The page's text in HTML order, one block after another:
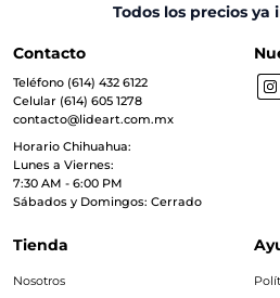
Todos los precios ya
Contacto
Teléfono (614) 432 6122
Celular (614) 605 1278
contacto@lideart.com.mx
Horario Chihuahua:
Lunes a Viernes:
7:30 AM - 6:00 PM
Sábados y Domingos: Cerrado
Tienda
Nosotros